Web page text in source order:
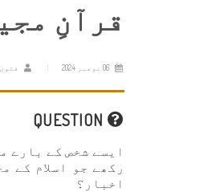
قرآنِ
06 نومبر 2024
ایسے شخص کے بارے
رکھے جو اسلام کے
اخبار؟